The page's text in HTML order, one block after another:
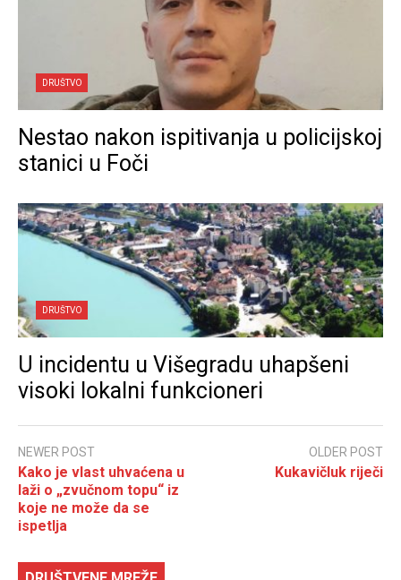
DRUŠTVO
Nestao nakon ispitivanja u policijskoj
stanici u Foči
DRUŠTVO
U incidentu u Višegradu uhapšeni
visoki lokalni funkcioneri
NEWER POST
Kako je vlast uhvaćena u
laži o „zvučnom topu“ iz
koje ne može da se
ispetlja
OLDER POST
Kukavičluk riječi